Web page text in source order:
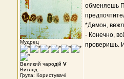
Мудрец
Великий чародій V
Вигляд: --
Група: Користувачі
обменяешь
*Демон,
- Конечно,
проверишь.